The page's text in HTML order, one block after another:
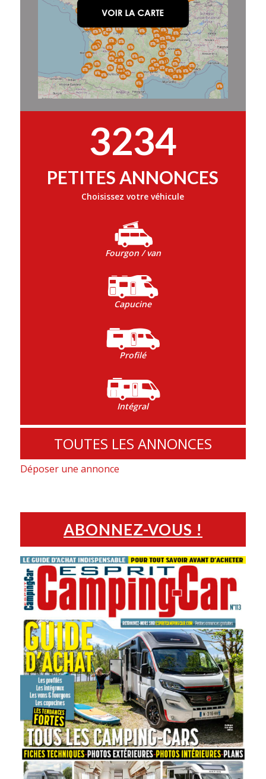
3234
PETITES ANNONCES
Choisissez votre véhicule
Fourgon / van
Capucine
Profilé
Intégral
TOUTES LES ANNONCES
Déposer une annonce
ABONNEZ-VOUS !